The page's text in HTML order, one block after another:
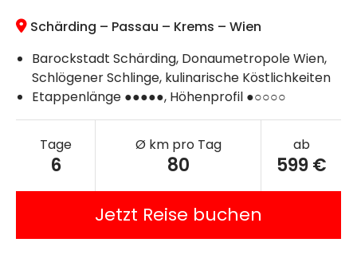
Schärding – Passau – Krems – Wien
Barockstadt Schärding, Donaumetropole Wien,
Schlögener Schlinge, kulinarische Köstlichkeiten
Etappenlänge ●●●●●, Höhenprofil ●○○○○
Tage
6
Ø km pro Tag
80
ab
599 €
Jetzt Reise buchen